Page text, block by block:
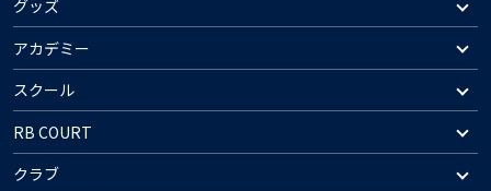
グッズ
アカデミー
スクール
RB COURT
クラブ